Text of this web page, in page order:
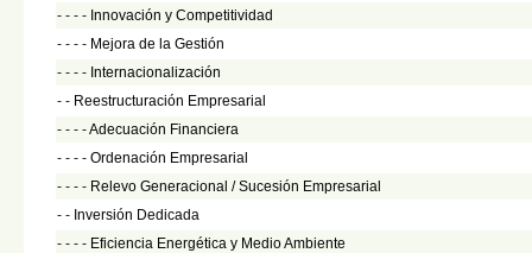
- - - - Innovación y Competitividad
- - - - Mejora de la Gestión
- - - - Internacionalización
- - Reestructuración Empresarial
- - - -Adecuación Financiera
- - - - Ordenación Empresarial
- - - - Relevo Generacional / Sucesión Empresarial
- - Inversión Dedicada
- - - - Eficiencia Energética y Medio Ambiente